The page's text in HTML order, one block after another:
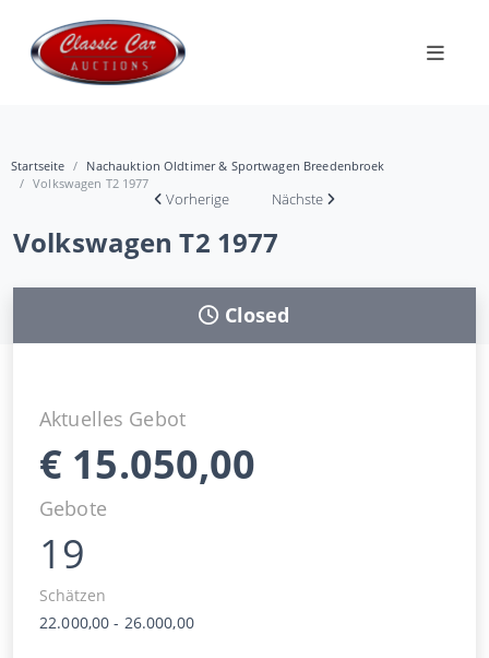
Startseite
Nachauktion Oldtimer & Sportwagen Breedenbroek
Volkswagen T2 1977
Vorherige Nächste
Volkswagen T2 1977
Closed
Aktuelles Gebot
€ 15.050,00
Gebote
19
Schätzen
22.000,00 - 26.000,00